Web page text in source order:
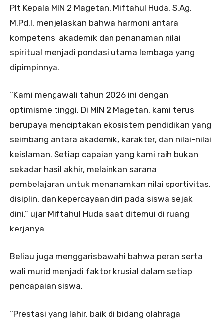
Plt Kepala MIN 2 Magetan, Miftahul Huda, S.Ag,
M.Pd.I, menjelaskan bahwa harmoni antara
kompetensi akademik dan penanaman nilai
spiritual menjadi pondasi utama lembaga yang
dipimpinnya.
“Kami mengawali tahun 2026 ini dengan
optimisme tinggi. Di MIN 2 Magetan, kami terus
berupaya menciptakan ekosistem pendidikan yang
seimbang antara akademik, karakter, dan nilai-nilai
keislaman. Setiap capaian yang kami raih bukan
sekadar hasil akhir, melainkan sarana
pembelajaran untuk menanamkan nilai sportivitas,
disiplin, dan kepercayaan diri pada siswa sejak
dini,” ujar Miftahul Huda saat ditemui di ruang
kerjanya.
Beliau juga menggarisbawahi bahwa peran serta
wali murid menjadi faktor krusial dalam setiap
pencapaian siswa.
“Prestasi yang lahir, baik di bidang olahraga